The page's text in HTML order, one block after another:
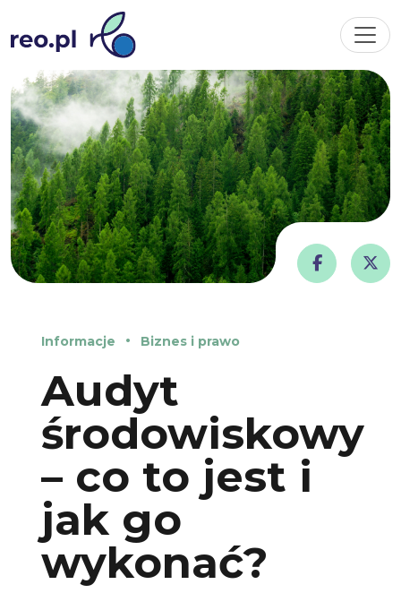
Informacje Biznes i prawo
Audyt
środowiskowy
– co to jest i
jak go
wykonać?